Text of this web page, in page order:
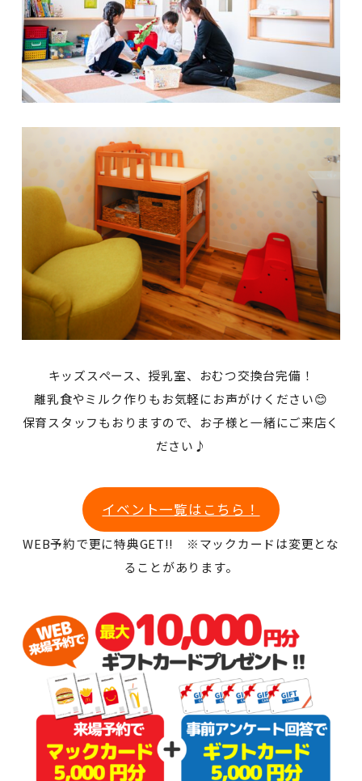
キッズスペース、授乳室、おむつ交換台完備！
離乳食やミルク作りもお気軽にお声がけください😊
保育スタッフもおりますので、お子様と一緒にご来店く
ださい♪
イベント一覧はこちら！
WEB予約で更に特典GET!! ※マックカードは変更とな
ることがあります。